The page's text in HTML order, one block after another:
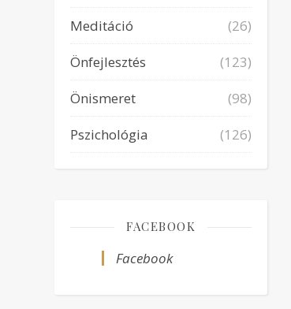
Meditáció
(26)
Önfejlesztés
(123)
Önismeret
(98)
Pszichológia
(126)
FACEBOOK
Facebook